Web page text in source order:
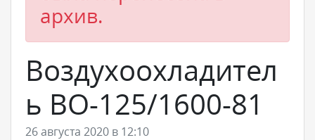
архив.
Воздухоохладител
ь ВО-125/1600-81
26 августа 2020 в 12:10